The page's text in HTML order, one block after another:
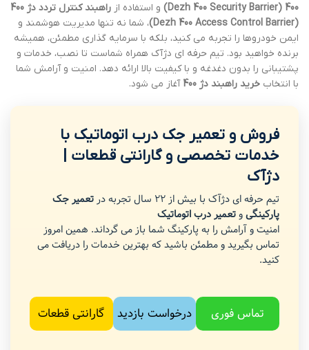
400 (Dezh 400 Security Barrier)
و استفاده از
راهبند کنترل تردد دژ 400
(Dezh 400 Access Control Barrier)
، شما نه تنها مدیریت هوشمند و
ایمن خودروها را تجربه می کنید، بلکه با سرمایه گذاری مطمئن، همیشه
برنده خواهید بود. تیم حرفه ای دژآک همراه شماست تا نصب، خدمات و
پشتیبانی را بدون دغدغه و با کیفیت بالا ارائه دهد. امنیت و آرامش شما
با انتخاب خرید راهبند دژ 400 آغاز می شود.
فروش و تعمیر جک درب اتوماتیک با
خدمات تخصصی و گارانتی قطعات |
دژآک
تیم حرفه ای دژآک با بیش از 22 سال تجربه در
تعمیر جک
پارکینگیو تعمیر درب اتوماتیک
امنیت و آرامش را به پارکینگ شما باز می گرداند. همین امروز
تماس بگیرید و مطمئن باشید که بهترین خدمات را دریافت می
کنید.
تماس فوری درخواست بازدید گارانتی قطعات